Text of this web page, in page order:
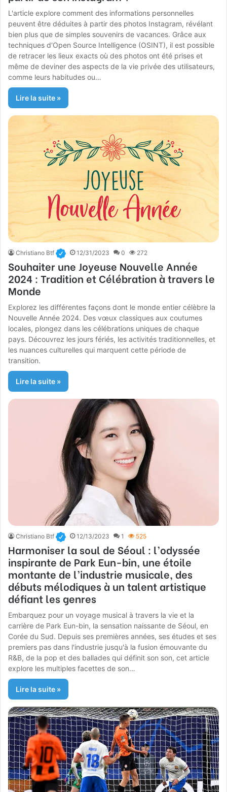
L'article explore comment des informations personnelles
peuvent être déduites à partir des photos Instagram, révélant
bien plus que de simples souvenirs de vacances. Grâce aux
techniques d'Open Source Intelligence (OSINT), il est possible
de retracer les lieux exacts où des photos ont été prises et
même de deviner des aspects de la vie privée des utilisateurs,
comme leurs habitudes ou…
Lire la suite »
Christiano Btf 12/31/2023 0 272
Souhaiter une Joyeuse Nouvelle Année
2024 : Tradition et Célébration à travers le
Monde
Explorez les différentes façons dont le monde entier célèbre la
Nouvelle Année 2024. Des vœux classiques aux coutumes
locales, plongez dans les célébrations uniques de chaque
pays. Découvrez les jours fériés, les activités traditionnelles, et
les nuances culturelles qui marquent cette période de
transition.
Lire la suite »
Christiano Btf 12/13/2023 1 525
Harmoniser la soul de Séoul : l’odyssée
inspirante de Park Eun-bin, une étoile
montante de l’industrie musicale, des
débuts mélodiques à un talent artistique
défiant les genres
Embarquez pour un voyage musical à travers la vie et la
carrière de Park Eun-bin, la sensation naissante de Séoul, en
Corée du Sud. Depuis ses premières années, ses études et ses
premiers pas dans l'industrie jusqu'à la fusion émouvante du
R&B, de la pop et des ballades qui définit son son, cet article
explore les multiples facettes de son…
Lire la suite »